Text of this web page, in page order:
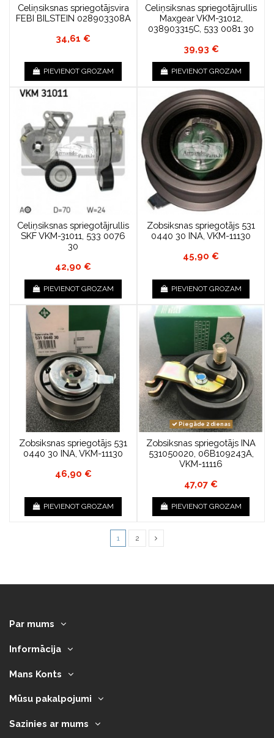
Celiņsiksnas spriegotājsvira
FEBI BILSTEIN 028903308A
34,61 €
PIEVIENOT GROZAM
Celiņsiksnas spriegotājrullis
Maxgear VKM-31012,
038903315C, 533 0081 30
39,93 €
PIEVIENOT GROZAM
Celiņsiksnas spriegotājrullis
SKF VKM-31011, 533 0076
30
42,90 €
PIEVIENOT GROZAM
Zobsiksnas spriegotājs 531
0440 30 INA, VKM-11130
45,90 €
PIEVIENOT GROZAM
Zobsiksnas spriegotājs 531
0440 30 INA, VKM-11130
46,90 €
PIEVIENOT GROZAM
Piegāde 2 dienas
Zobsiksnas spriegotājs INA
531050020, 06B109243A,
VKM-11116
47,07 €
PIEVIENOT GROZAM
1 2
Par mums
Informācija
Mans Konts
Mūsu pakalpojumi
Sazinies ar mums